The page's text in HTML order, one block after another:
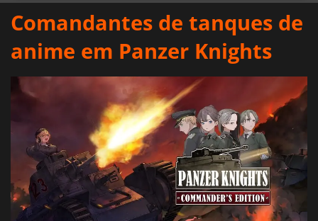
SOFTWARE
NOTÍCIAS
ENTRAR OU REGISTAR
Comandantes de tanques de
anime em Panzer Knights